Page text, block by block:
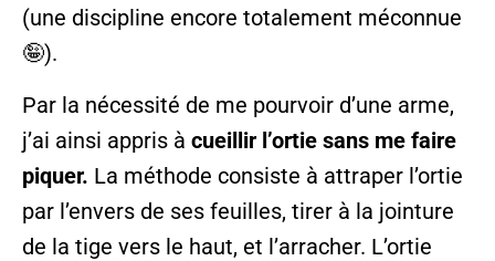
(une discipline encore totalement méconnue
🤪).
Par la nécessité de me pourvoir d’une arme,
j’ai ainsi appris à cueillir l’ortie sans me faire
piquer. La méthode consiste à attraper l’ortie
par l’envers de ses feuilles, tirer à la jointure
de la tige vers le haut, et l’arracher. L’ortie